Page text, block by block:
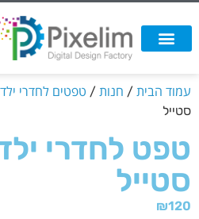
עמוד הבית / חנות / טפטים לחדרי
סטייל
טפט לחדרי
סטייל
₪120